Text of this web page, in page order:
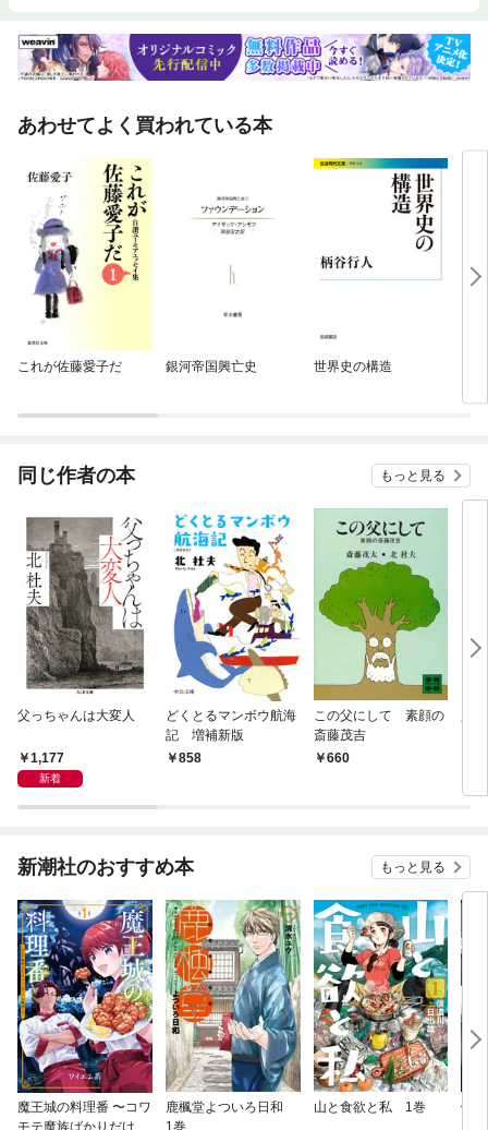
あわせてよく買われている本
これが佐藤愛子だ 銀河帝国興亡史 世界史の構造
同じ作者の本 もっと見る
父っちゃんは大変人
1,177
新着
どくとるマンボウ航海
記 増補新版
858
この父にして 素顔の
斎藤茂吉
660
新潮社のおすすめ本 もっと見る
魔王城の料理番 〜コワ
モテ魔族ばかりだけ
鹿楓堂よついろ日和
1巻
山と食欲と私 1巻
俺